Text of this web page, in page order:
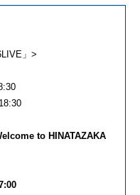
」>
to HINATAZAKA